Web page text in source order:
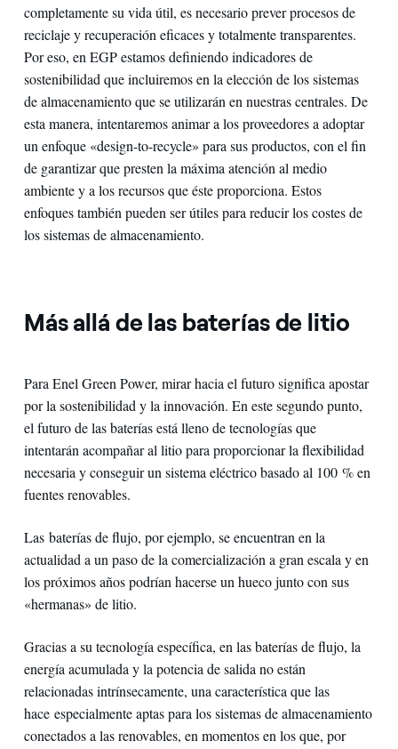
completamente su vida útil, es necesario prever procesos de
reciclaje y recuperación eficaces y totalmente transparentes.
Por eso, en EGP estamos definiendo indicadores de
sostenibilidad que incluiremos en la elección de los sistemas
de almacenamiento que se utilizarán en nuestras centrales. De
esta manera, intentaremos animar a los proveedores a adoptar
un enfoque «design-to-recycle» para sus productos, con el fin
de garantizar que presten la máxima atención al medio
ambiente y a los recursos que éste proporciona. Estos
enfoques también pueden ser útiles para reducir los costes de
los sistemas de almacenamiento.
Más allá de las baterías de litio
Para Enel Green Power, mirar hacia el futuro significa apostar
por la sostenibilidad y la innovación. En este segundo punto,
el futuro de las baterías está lleno de tecnologías que
intentarán acompañar al litio para proporcionar la flexibilidad
necesaria y conseguir un sistema eléctrico basado al 100 % en
fuentes renovables.
Las baterías de flujo, por ejemplo, se encuentran en la
actualidad a un paso de la comercialización a gran escala y en
los próximos años podrían hacerse un hueco junto con sus
«hermanas» de litio.
Gracias a su tecnología específica, en las baterías de flujo, la
energía acumulada y la potencia de salida no están
relacionadas intrínsecamente, una característica que las
hace especialmente aptas para los sistemas de almacenamiento
conectados a las renovables, en momentos en los que, por